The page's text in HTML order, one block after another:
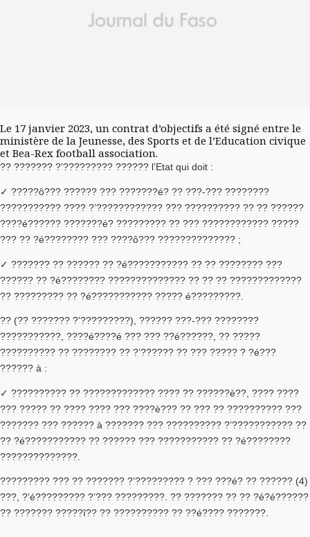
Le 17 janvier 2023, un contrat d’objectifs a été signé entre le
ministère de la Jeunesse, des Sports et de l’Education civique
et Bea-Rex football association.
?? ??????? ?’????????? ?????? l’Etat qui doit :
✓ ?????ô??? ?????? ??? ???????é? ?? ???-??? ????????
??????????? ???? ?’???????????? ??? ?????????? ?? ?? ??????
????é?????? ???????é? ????????? ?? ??? ???????????? ?????
??? ?? ?é???????? ??? ????ô??? ?????????????? ;
✓ ??????? ?? ?????? ?? ?é??????????? ?? ?? ???????? ???
?????? ?? ?é???????? ?????????????? ?? ?? ?? ?????????????
?? ????????? ?? ?é??????????? ????? é?????????.
?? (?? ??????? ?’?????????), ?????? ???-??? ????????
???????????, ????é????é ??? ??? ??é??????, ?? ?????
?????????? ?? ???????? ?? ?’?????? ?? ??? ????? ? ?é???
?????? à :
✓ ?????????? ?? ????????????? ???? ?? ??????è??, ???? ????
??? ????? ?? ???? ???? ??? ????è??? ?? ??? ?? ?????????? ???
??????? ??? ?????? à ??????? ??? ?????????? ?’??????????? ??
?? ?é??????????? ?? ?????? ??? ??????????? ?? ?é????????
??????????????.
????????? ??? ?? ??????? ?’????????? ? ??? ???é? ?? ?????? (4)
???, ?’é????????? ?’??? ?????????. ?? ??????? ?? ?? ?é?é??????
?? ??????? ?????î?? ?? ?????????? ?? ??é???? ???????.